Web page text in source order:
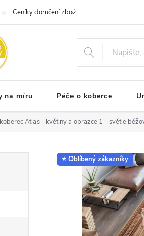
Ceníky doručení zboží
na míru Péče o koberce
Atlas - květiny a obrazce 1 - světle
⭐ Oblíbený zákazníky